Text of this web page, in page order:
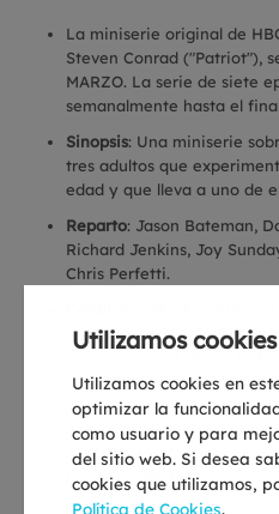
Utilizamos cookies
Utilizamos cookies en
optimizar la
como usuario y para
del sitio web. Si desea
cookies que utilizamos,
Política de Cookies.
La miniserie original de
Steven Conrad ("Patriot"),
MARZO. La serie de siete
semanalmente hasta el
Sinopsis: Una miniserie
tres adultos que
edad y que lleva a uno de
Reparto: Jason Bateman,
Richard Jenkins, Joy
Chris Perfetti.
showrunner Steven
Steven Conrad, Jason
Jason Blumenthal y Steve
Allen; Bruce Terris; Michael
Aggregate Films de
Axolotl; Jennifer Scher
Lasdun; y MGM Television.